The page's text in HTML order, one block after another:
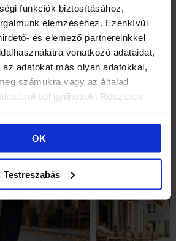
funkciók biztosításához,
elemzéséhez. Ezenkívül
és elemező partnereinkkel
vonatkozó adataidat,
adatokat más olyan adatokkal,
számukra vagy az általad
gyűjtöttek. Részletes
OK
Testreszabás
ZAJÍMAT ...